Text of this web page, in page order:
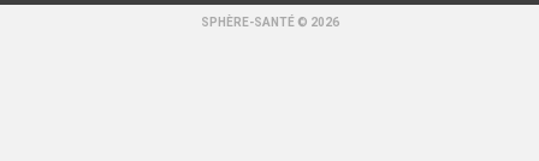
SPHÈRE-SANTÉ © 2026